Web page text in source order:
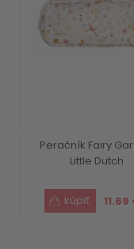
Peračník Fairy
Little Dutch
11.69